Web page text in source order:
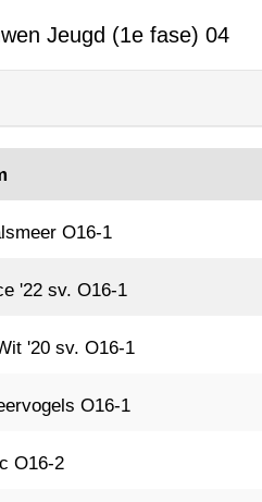
Jeugd (1e fase) 04
O16-1
'22 sv. O16-1
'20 sv. O16-1
O16-1
O16-2